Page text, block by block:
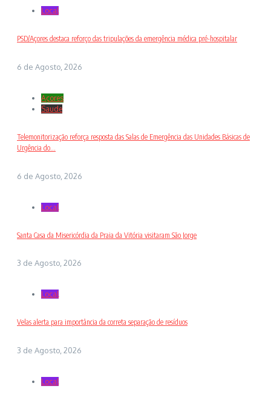
Local
PSD/Açores destaca reforço das tripulações da emergência médica pré-hospitalar
6 de Agosto, 2026
Açores
Saude
Telemonitorização reforça resposta das Salas de Emergência das Unidades Básicas de
Urgência do...
6 de Agosto, 2026
Local
Santa Casa da Misericórdia da Praia da Vitória visitaram São Jorge
3 de Agosto, 2026
Local
Velas alerta para importância da correta separação de resíduos
3 de Agosto, 2026
Local